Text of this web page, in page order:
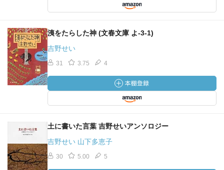
洟をたらした神 (文春文庫 よ-3-1)
吉野せい
31 3.75 4
土に書いた言葉 吉野せいアンソロジー
吉野せい 山下多恵子
30 5.00 5